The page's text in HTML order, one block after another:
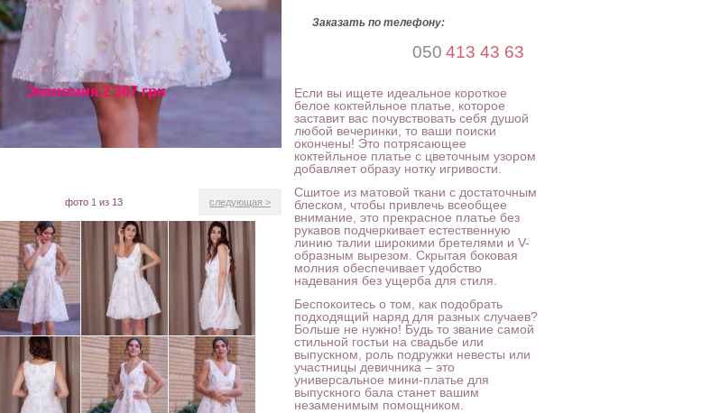
Экономия 2 367 грн
Заказать по телефону:
050 413 43 63
Если вы ищете идеальное короткое
белое коктейльное платье, которое
заставит вас почувствовать себя душой
любой вечеринки, то ваши поиски
окончены! Это потрясающее
коктейльное платье с цветочным узором
добавляет образу нотку игривости.
Сшитое из матовой ткани с достаточным
блеском, чтобы привлечь всеобщее
внимание, это прекрасное платье без
рукавов подчеркивает естественную
линию талии широкими бретелями и V-
образным вырезом. Скрытая боковая
молния обеспечивает удобство
надевания без ущерба для стиля.
Беспокоитесь о том, как подобрать
подходящий наряд для разных случаев?
Больше не нужно! Будь то звание самой
стильной гостьи на свадьбе или
выпускном, роль подружки невесты или
участницы девичника – это
универсальное мини-платье для
выпускного бала станет вашим
незаменимым помощником.
фото 1 из 13 следующая >